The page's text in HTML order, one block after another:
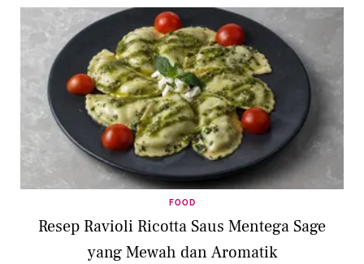
FOOD
Resep Ravioli Ricotta Saus Mentega Sage
yang Mewah dan Aromatik